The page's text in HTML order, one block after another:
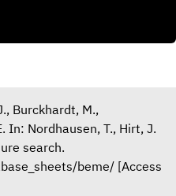
Burckhardt, M.,
In: Nordhausen, T., Hirt, J.
search.
beme/ [Access